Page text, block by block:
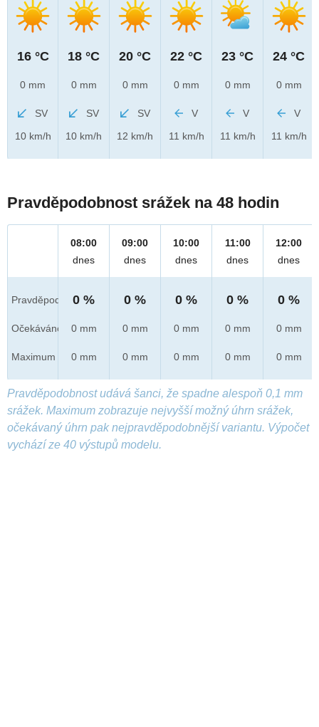
16 °C
0 mm
SV
10 km/h
18 °C
0 mm
SV
10 km/h
20 °C
0 mm
SV
12 km/h
22 °C
0 mm
V
11 km/h
23 °C
0 mm
V
11 km/h
24 °C
0 mm
V
11 km/h
Pravděpodobnost srážek na 48 hodin
Pravděpod.
Očekáváno
Maximum
08:00
dnes
0 %
0 mm
0 mm
09:00
dnes
0 %
0 mm
0 mm
10:00
dnes
0 %
0 mm
0 mm
11:00
dnes
0 %
0 mm
0 mm
12:00
dnes
0 %
0 mm
0 mm
Pravděpodobnost udává šanci, že spadne alespoň 0,1 mm
srážek. Maximum zobrazuje nejvyšší možný úhrn srážek,
očekávaný úhrn pak nejpravděpodobnější variantu. Výpočet
vychází ze 40 výstupů modelu.